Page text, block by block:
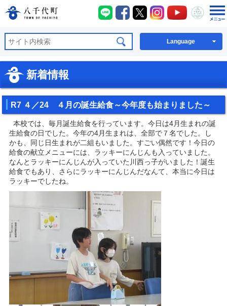
八千代町公式ホームページ
八千代町LINE
八千代町Facebook
八千代町X八千代町Instagram
八千代町
八千
Language
新着情報
R7 ４／24 ４月の誕生給食～今年度も始まりました～
本校では、毎月誕生給食を行っています。今日は4月生まれの誕
生給食の日でした。今年の4月生まれは、全部で７名でした。し
かも、同じ日生まれが二組もいました。すごい偶然です！今日の
給食の献立メニューには、ラッキーにんじんも入っていました。
なんとラッキーにんじんが入っていた川西っ子がいました！誕生
給食でもあり、さらにラッキーにんじんだなんて、本当に今日は
ラッキーでしたね。